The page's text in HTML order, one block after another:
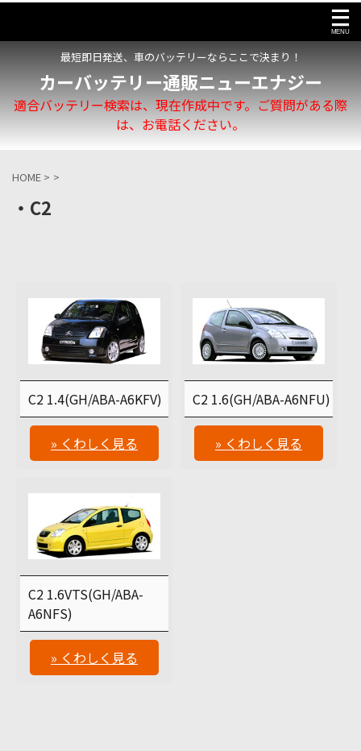
最短即日発送、車のバッテリーならここで決まり！
カーバッテリー通販ニューエナジー
適合バッテリー検索は、現在作成中です。ご質問がある際
は、お電話ください。
HOME > >
・C2
C2 1.4(GH/ABA-A6KFV)
» くわしく見る
C2 1.6(GH/ABA-A6NFU)
» くわしく見る
C2 1.6VTS(GH/ABA-
A6NFS)
» くわしく見る